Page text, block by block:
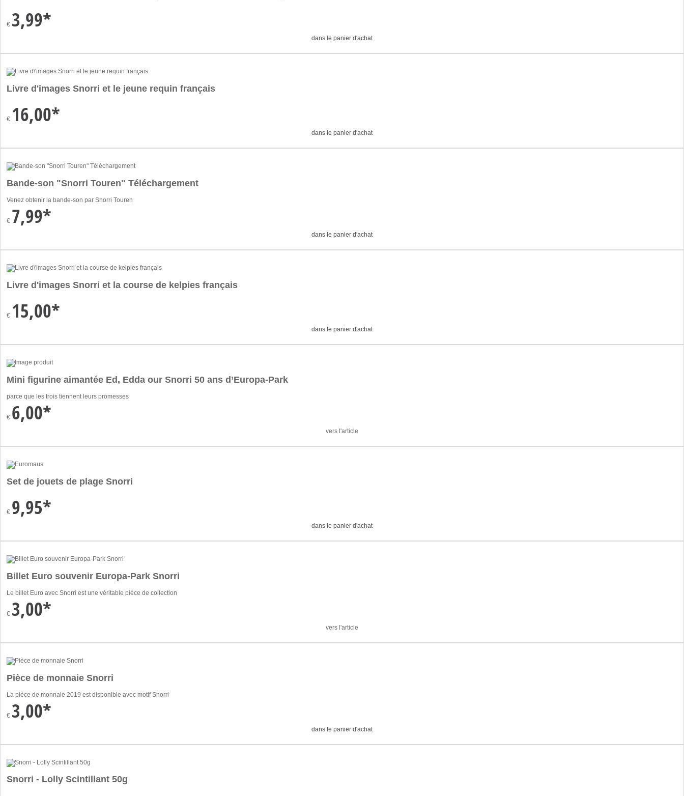
€ 3,99*
dans le panier d'achat
Livre d'images Snorri et le jeune requin français
€ 16,00*
dans le panier d'achat
Bande-son "Snorri Touren" Téléchargement
Venez obtenir la bande-son par Snorri Touren
€ 7,99*
dans le panier d'achat
Livre d'images Snorri et la course de kelpies français
€ 15,00*
dans le panier d'achat
Mini figurine aimantée Ed, Edda our Snorri 50 ans d’Europa-Park
parce que les trois tiennent leurs promesses
€ 6,00*
vers l'article
Set de jouets de plage Snorri
€ 9,95*
dans le panier d'achat
Billet Euro souvenir Europa-Park Snorri
Le billet Euro avec Snorri est une véritable pièce de collection
€ 3,00*
vers l'article
Pièce de monnaie Snorri
La pièce de monnaie 2019 est disponible avec motif Snorri
€ 3,00*
dans le panier d'achat
Snorri - Lolly Scintillant 50g